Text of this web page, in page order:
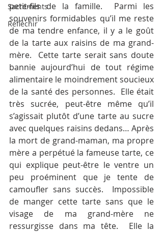
Sacrements
Réfléchir
petit-fils de la famille.  Parmi les
souvenirs formidables qu’il me reste
de ma tendre enfance, il y a le goût
de la tarte aux raisins de ma grand-
mère.  Cette tarte serait sans doute
bannie aujourd’hui de tout régime
alimentaire le moindrement soucieux
de la santé des personnes.  Elle était
très sucrée, peut-être même qu’il
s’agissait plutôt d’une tarte au sucre
avec quelques raisins dedans… Après
la mort de grand-maman, ma propre
mère a perpétué la fameuse tarte, ce
qui explique peut-être le ventre un
peu proéminent que je tente de
camoufler sans succès.  Impossible
de manger cette tarte sans que le
visage de ma grand-mère ne
ressurgisse dans ma tête.  Elle la